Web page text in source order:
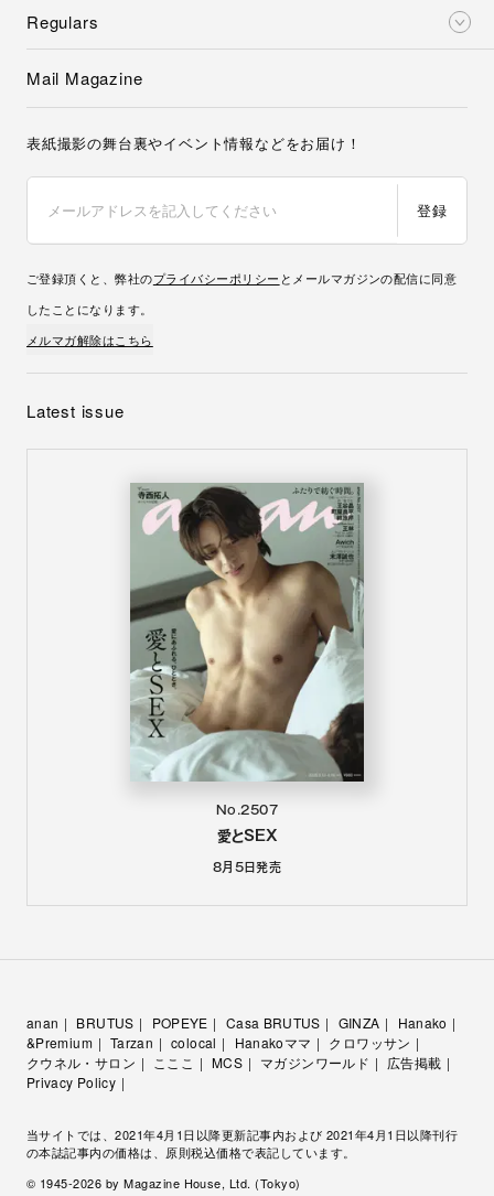
Regulars
Mail Magazine
表紙撮影の舞台裏やイベント情報などをお届け！
登録
ご登録頂くと、弊社のプライバシーポリシー とメールマガジンの配信に同意
したことになります。
メルマガ解除はこちら
Latest issue
No.2507
愛とSEX
8月5日発売
anan BRUTUS POPEYE Casa BRUTUS GINZA
Hanako
&Premium
Tarzan colocal Hanakoママ
クロワッサン
クウネル・サロン
こここ MCS マガジンワールド
広告掲載
Privacy Policy
当サイトでは、2021年4月1日以降更新記事内および 2021年4月1日以降刊行
の本誌記事内の価格は、原則税込価格で表記しています。
© 1945-2026 by Magazine House, Ltd. (Tokyo)